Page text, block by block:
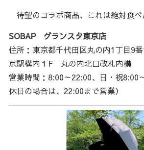
待望のコラボ商品、これは絶対食べ
SOBAP グランスタ東京店
住所：東京都千代田区丸の内1丁目9
京駅構内１F 丸の内北口改札内横
営業時間：8:00～22:00、日・祝
休日の場合は、22:00まで営業）